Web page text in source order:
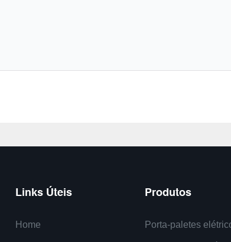
Links Úteis
Home
Produtos
Porta-paletes